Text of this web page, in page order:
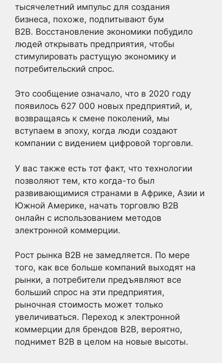
тысячелетний импульс для создания
бизнеса, похоже, подпитывают бум
B2B. Восстановление экономики побудило
людей открывать предприятия, чтобы
стимулировать растущую экономику и
потребительский спрос.
Это сообщение означало, что в 2020 году
появилось 627 000 новых предприятий, и,
возвращаясь к смене поколений, мы
вступаем в эпоху, когда люди создают
компании с видением цифровой торговли.
У вас также есть тот факт, что технологии
позволяют тем, кто когда-то был
развивающимися странами в Африке, Азии и
Южной Америке, начать торговлю B2B
онлайн с использованием методов
электронной коммерции.
Рост рынка B2B не замедляется. По мере
того, как все больше компаний выходят на
рынки, а потребители предъявляют все
больший спрос на эти предприятия,
рыночная стоимость может только
увеличиваться. Переход к электронной
коммерции для брендов B2B, вероятно,
поднимет B2B в целом на новые высоты.